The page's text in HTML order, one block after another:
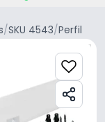
/SKU 4543/Perfil